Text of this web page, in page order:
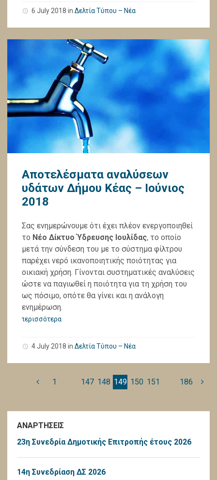
6 July 2018 in Δελτία Τύπου – Νέα
Αποτελέσματα αναλύσεων
υδάτων Δήμου Κέας – Ιούνιος
2018
Σας ενημερώνουμε ότι έχει πλέον ενεργοποιηθεί
το Νέο Δίκτυο Ύδρευσης Ιουλίδας, το οποίο
μετά την σύνδεση του με το σύστημα φίλτρου
παρέχει νερό ικανοποιητικής ποιότητας για
οικιακή χρήση. Γίνονται συστηματικές αναλύσεις
ώστε να παγιωθεί η ποιότητα για τη χρήση του
ως πόσιμο, οπότε θα γίνει και η ανάλογη
ενημέρωση.
περισσότερα
4 July 2018 in Δελτία Τύπου – Νέα
1 … 147 148 149 150 151 … 186
ΑΝΑΡΤΗΣΕΙΣ
23η Συνεδρία Δημοτικής Επιτροπής έτους 2026
14η Συνεδρίαση ΔΣ 2026